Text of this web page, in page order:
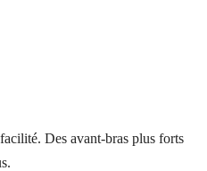
Des avant-bras plus forts